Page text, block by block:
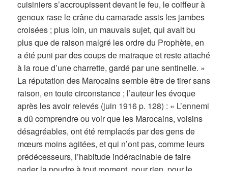
cuisiniers s’accroupissent devant le feu, le coiffeur à
genoux rase le crâne du camarade assis les jambes
croisées ; plus loin, un mauvais sujet, qui avait bu
plus que de raison malgré les ordre du Prophète, en
a été puni par des coups de matraque et reste attaché
à la roue d’une charrette, gardé par une sentinelle. »
La réputation des Marocains semble être de tirer sans
raison, en toute circonstance ; l’auteur les évoque
après les avoir relevés (juin 1916 p. 128) : « L’ennemi
a dû comprendre ou voir que les Marocains, voisins
désagréables, ont été remplacés par des gens de
mœurs moins agitées, et qui n’ont pas, comme leurs
prédécesseurs, l’habitude indéracinable de faire